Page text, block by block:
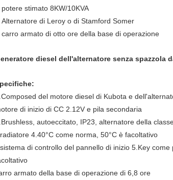
potere stimato 8KW/10KVA
Alternatore di Leroy o di Stamford Somer
carro armato di otto ore della base di operazione
diesel dell'alternatore senza spazzola
del motore diesel di Kubota e
di inizio di CC 2.12V e pila secondaria
autoeccitato, IP23, alternatore della
4.40°C come norma, 50°C è facoltativo
di controllo del pannello di inizio 5.Key
armato della base di operazione di 6,8 ore